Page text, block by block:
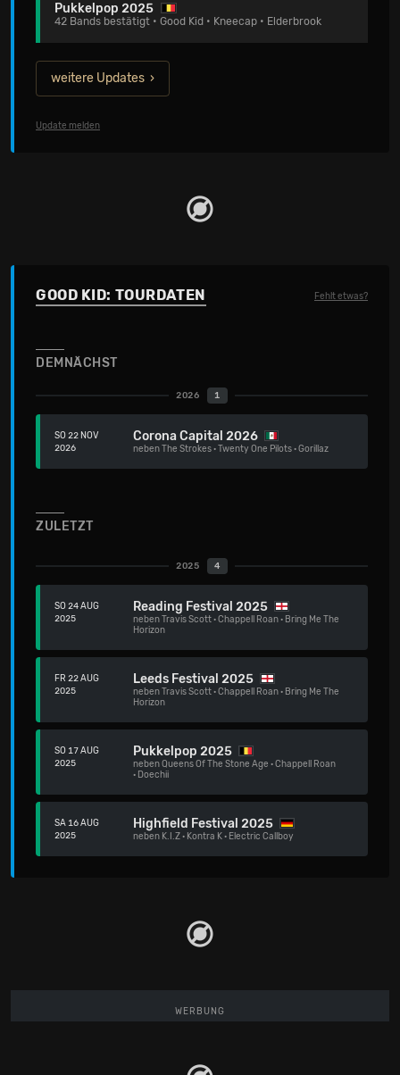
Pukkelpop 2025
42 Bands bestätigt • Good Kid • Kneecap • Elderbrook
weitere Updates
Update melden
GOOD KID: TOURDATEN Fehlt etwas?
DEMNÄCHST
2026 1
SO 22 NOV
2026
Corona Capital 2026
nebenThe Strokes·Twenty One Pilots·Gorillaz
ZULETZT
2025 4
SO 24 AUG
2025
Reading Festival 2025
nebenTravis Scott·Chappell Roan· Bring Me The
Horizon
FR 22 AUG
2025
Leeds Festival 2025
nebenTravis Scott·Chappell Roan· Bring Me The
Horizon
SO 17 AUG
2025
Pukkelpop 2025
nebenQueens Of The Stone Age ·Chappell Roan
· Doechii
SA 16 AUG
2025
Highfield Festival 2025
neben K.I.Z· Kontra K· Electric Callboy
WERBUNG